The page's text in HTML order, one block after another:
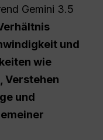
Gemini 3.5
und
wie
Verstehen
und